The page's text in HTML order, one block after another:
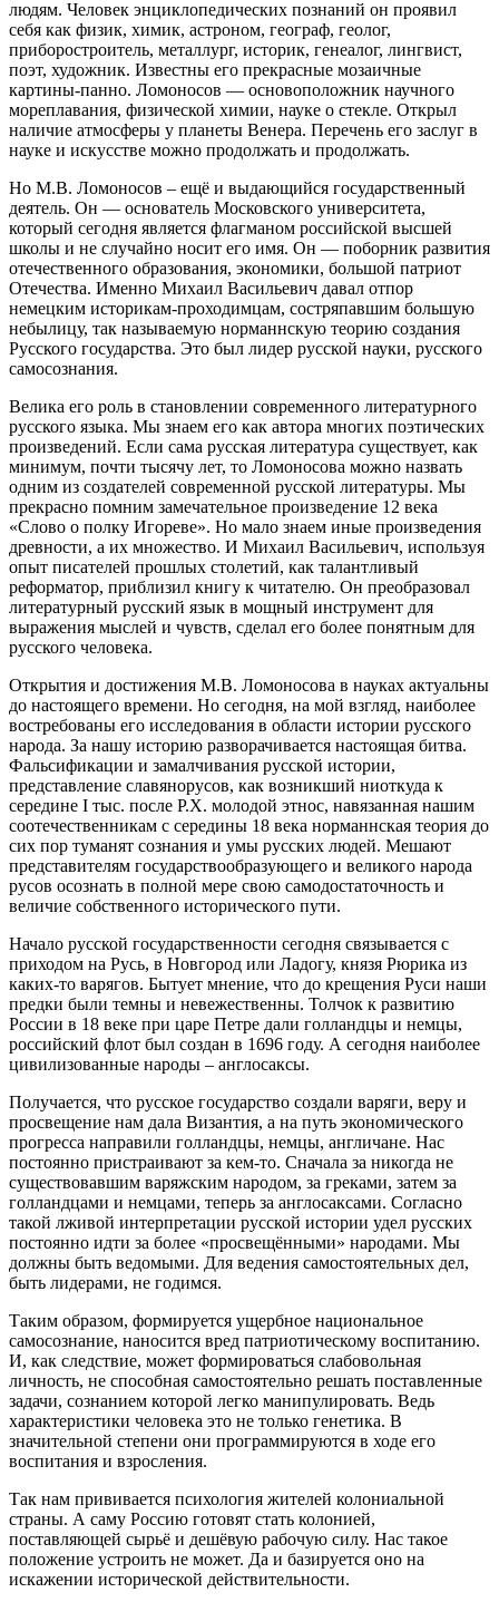
людям. Человек энциклопедических познаний он проявил
себя как физик, химик, астроном, географ, геолог,
приборостроитель, металлург, историк, генеалог, лингвист,
поэт, художник. Известны его прекрасные мозаичные
картины-панно. Ломоносов — основоположник научного
мореплавания, физической химии, науке о стекле. Открыл
наличие атмосферы у планеты Венера. Перечень его заслуг в
науке и искусстве можно продолжать и продолжать.
Но М.В. Ломоносов – ещё и выдающийся государственный
деятель. Он — основатель Московского университета,
который сегодня является флагманом российской высшей
школы и не случайно носит его имя. Он — поборник развития
отечественного образования, экономики, большой патриот
Отечества. Именно Михаил Васильевич давал отпор
немецким историкам-проходимцам, состряпавшим большую
небылицу, так называемую норманнскую теорию создания
Русского государства. Это был лидер русской науки, русского
самосознания.
Велика его роль в становлении современного литературного
русского языка. Мы знаем его как автора многих поэтических
произведений. Если сама русская литература существует, как
минимум, почти тысячу лет, то Ломоносова можно назвать
одним из создателей современной русской литературы. Мы
прекрасно помним замечательное произведение 12 века
«Слово о полку Игореве». Но мало знаем иные произведения
древности, а их множество. И Михаил Васильевич, используя
опыт писателей прошлых столетий, как талантливый
реформатор, приблизил книгу к читателю. Он преобразовал
литературный русский язык в мощный инструмент для
выражения мыслей и чувств, сделал его более понятным для
русского человека.
Открытия и достижения М.В. Ломоносова в науках актуальны
до настоящего времени. Но сегодня, на мой взгляд, наиболее
востребованы его исследования в области истории русского
народа. За нашу историю разворачивается настоящая битва.
Фальсификации и замалчивания русской истории,
представление славянорусов, как возникший ниоткуда к
середине I тыс. после Р.Х. молодой этнос, навязанная нашим
соотечественникам с середины 18 века норманнская теория до
сих пор туманят сознания и умы русских людей. Мешают
представителям государствообразующего и великого народа
русов осознать в полной мере свою самодостаточность и
величие собственного исторического пути.
Начало русской государственности сегодня связывается с
приходом на Русь, в Новгород или Ладогу, князя Рюрика из
каких-то варягов. Бытует мнение, что до крещения Руси наши
предки были темны и невежественны. Толчок к развитию
России в 18 веке при царе Петре дали голландцы и немцы,
российский флот был создан в 1696 году. А сегодня наиболее
цивилизованные народы – англосаксы.
Получается, что русское государство создали варяги, веру и
просвещение нам дала Византия, а на путь экономического
прогресса направили голландцы, немцы, англичане. Нас
постоянно пристраивают за кем-то. Сначала за никогда не
существовавшим варяжским народом, за греками, затем за
голландцами и немцами, теперь за англосаксами. Согласно
такой лживой интерпретации русской истории удел русских
постоянно идти за более «просвещёнными» народами. Мы
должны быть ведомыми. Для ведения самостоятельных дел,
быть лидерами, не годимся.
Таким образом, формируется ущербное национальное
самосознание, наносится вред патриотическому воспитанию.
И, как следствие, может формироваться слабовольная
личность, не способная самостоятельно решать поставленные
задачи, сознанием которой легко манипулировать. Ведь
характеристики человека это не только генетика. В
значительной степени они программируются в ходе его
воспитания и взросления.
Так нам прививается психология жителей колониальной
страны. А саму Россию готовят стать колонией,
поставляющей сырьё и дешёвую рабочую силу. Нас такое
положение устроить не может. Да и базируется оно на
искажении исторической действительности.